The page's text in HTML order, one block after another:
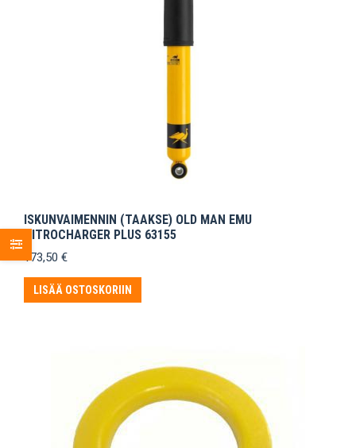
ISKUNVAIMENNIN (TAAKSE) OLD MAN EMU
NITROCHARGER PLUS 63155
173,50 €
LISÄÄ OSTOSKORIIN